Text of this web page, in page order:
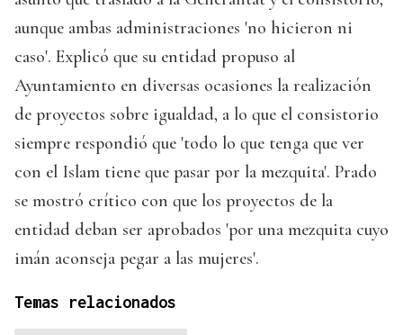
aunque ambas administraciones 'no hicieron ni
caso'. Explicó que su entidad propuso al
Ayuntamiento en diversas ocasiones la realización
de proyectos sobre igualdad, a lo que el consistorio
siempre respondió que 'todo lo que tenga que ver
con el Islam tiene que pasar por la mezquita'. Prado
se mostró crítico con que los proyectos de la
entidad deban ser aprobados 'por una mezquita cuyo
imán aconseja pegar a las mujeres'.
Temas relacionados